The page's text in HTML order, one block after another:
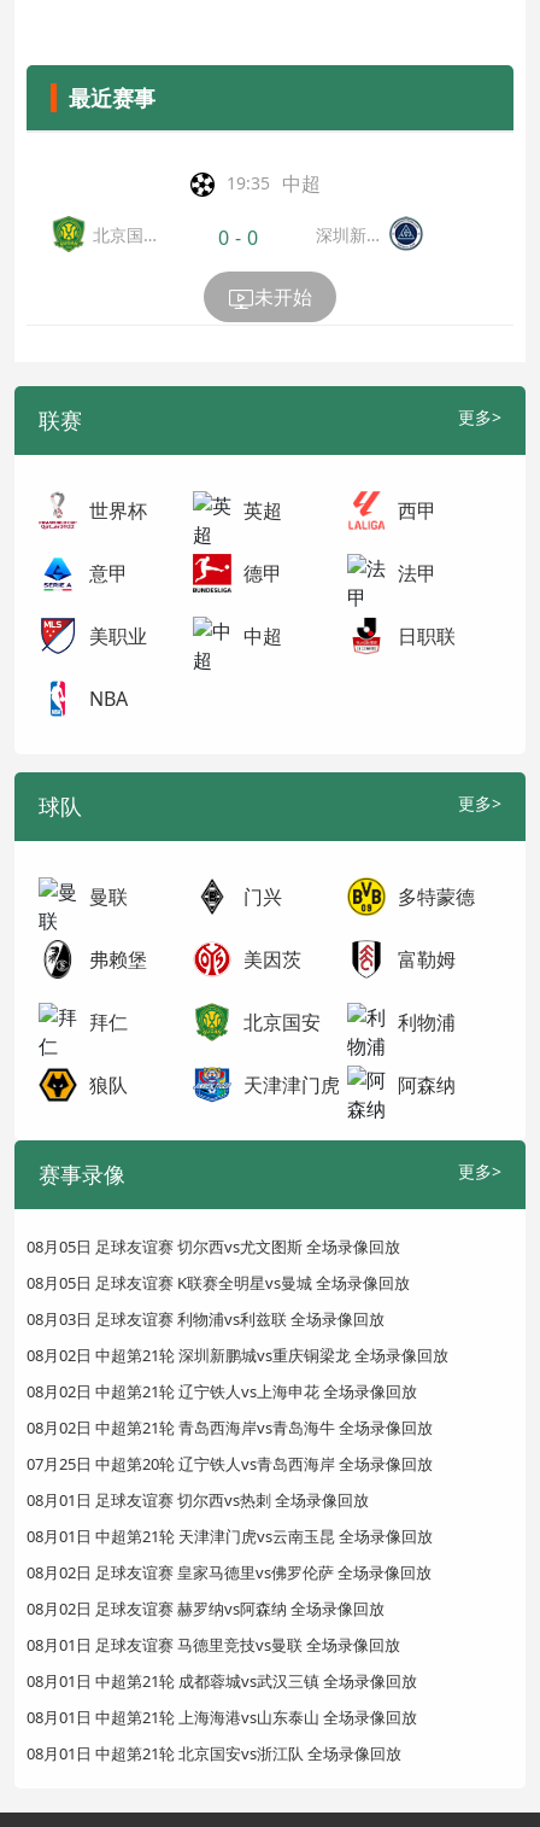
最近赛事
19:35 中超
北京国
0 - 0
深圳新鵬
未开始
联赛 更多>
世界杯 英超 西甲
意甲 德甲 法甲
美职业 中超 日职联
NBA
球队 更多>
曼联 门兴 多特蒙德
弗赖堡 美因茨 富勒姆
拜仁 北京国安 利物浦
狼队 天津津门虎 阿森纳
赛事录像 更多>
08月05日 足球友谊赛 切尔西vs尤文图斯 全场录像回放
08月05日 足球友谊赛 K联赛全明星vs曼城 全场录像回放
08月03日 足球友谊赛 利物浦vs利兹联 全场录像回放
08月02日 中超第21轮 深圳新鹏城vs重庆铜梁龙 全场录像回放
08月02日 中超第21轮 辽宁铁人vs上海申花 全场录像回放
08月02日 中超第21轮 青岛西海岸vs青岛海牛 全场录像回放
07月25日 中超第20轮 辽宁铁人vs青岛西海岸 全场录像回放
08月01日 足球友谊赛 切尔西vs热刺 全场录像回放
08月01日 中超第21轮 天津津门虎vs云南玉昆 全场录像回放
08月02日 足球友谊赛 皇家马德里vs佛罗伦萨 全场录像回放
08月02日 足球友谊赛 赫罗纳vs阿森纳 全场录像回放
08月01日 足球友谊赛 马德里竞技vs曼联 全场录像回放
08月01日 中超第21轮 成都蓉城vs武汉三镇 全场录像回放
08月01日 中超第21轮 上海海港vs山东泰山 全场录像回放
08月01日 中超第21轮 北京国安vs浙江队 全场录像回放